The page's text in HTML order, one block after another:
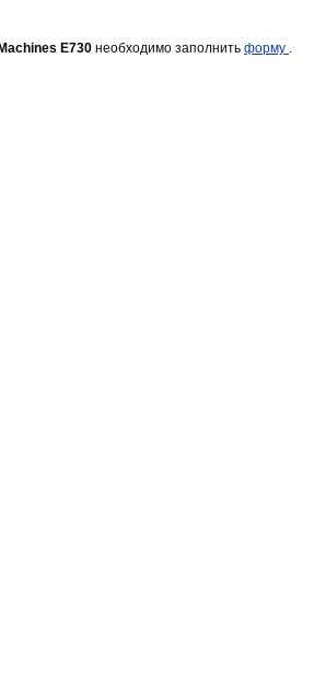
E730 необходимо заполнить форму .